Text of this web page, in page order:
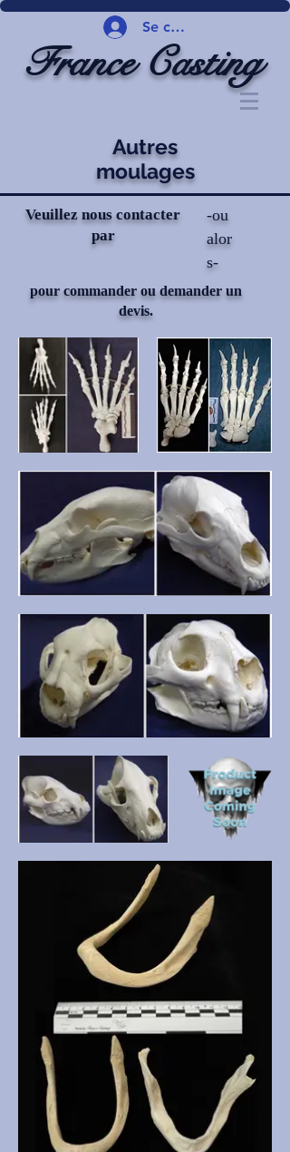
Se connecter
France Casting
Autres
moulages
Veuillez nous contacter
par
-ou
alor
s-
pour commander ou demander un
devis.